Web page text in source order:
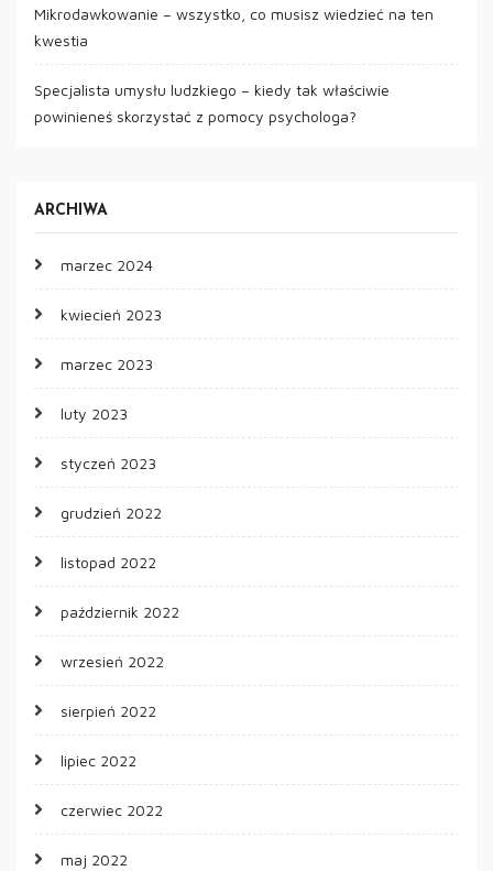
Mikrodawkowanie – wszystko, co musisz wiedzieć na ten
kwestia
Specjalista umysłu ludzkiego – kiedy tak właściwie
powinieneś skorzystać z pomocy psychologa?
ARCHIWA
marzec 2024
kwiecień 2023
marzec 2023
luty 2023
styczeń 2023
grudzień 2022
listopad 2022
październik 2022
wrzesień 2022
sierpień 2022
lipiec 2022
czerwiec 2022
maj 2022